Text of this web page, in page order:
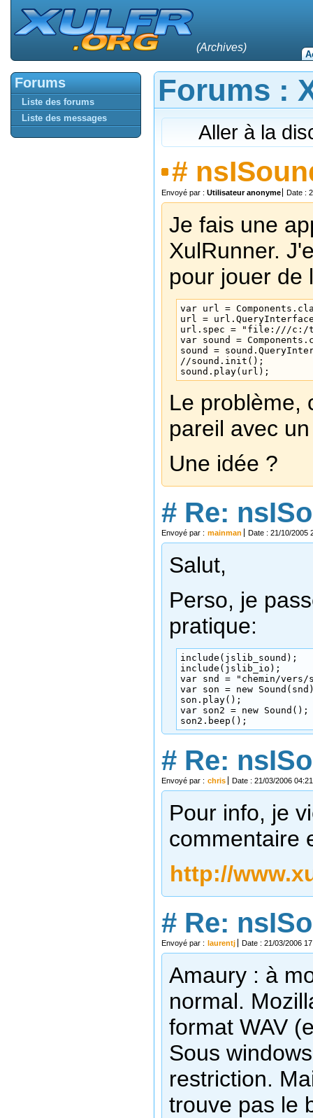
(Archives)
Forums :
Aller à la
#
Envoyé par : Utilisateur anonyme Date :
Je fais une
XulRunner.
pour jouer de
var url =
url =
url.spec = "file:///c:/
var sound =
sound =
//sound.init();
sound.play(url);
Le problème,
pareil avec
Une idée ?
# Re:
Envoyé par : mainman Date : 21/10/2005
Salut,
Perso, je
pratique:
include(jslib_sound);
include(jslib_io);
var snd = "chemin/vers/
var son = new
son.play();
var son2 = new Sound();
son2.beep();
# Re:
Envoyé par : chris Date : 21/03/2006 04:21
Pour info, je
commentaire
http://
# Re:
Envoyé par : laurentj Date : 21/03/2006
Amaury : à
normal.
format WAV
Sous
restriction.
trouve pas le
Forums
Liste des forums
Liste des messages